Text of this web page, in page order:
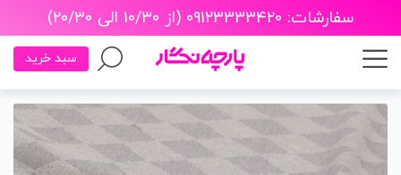
سفارشات: ۰۹۱۲۳۳۳۳۴۲۰ (از ۱۰/۳۰ الی ۲۰/۳۰)
سبد خرید